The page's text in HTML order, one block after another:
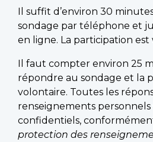
Il suffit d’environ 30
sondage par téléphone et
en ligne. La participation est
Il faut compter environ 25
répondre au sondage et la
volontaire. Toutes les
renseignements
confidentiels,
protection des